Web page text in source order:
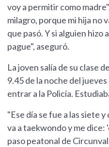
voy a permitir como
milagro, porque mi hija no
que pasó. Y si alguien hizo
pague", aseguró.
La joven salía de su clase
9.45 de la noche del
entrar a la Policía.
"Ese día se fue a las siete
va a taekwondo y me dice:
paso peatonal de